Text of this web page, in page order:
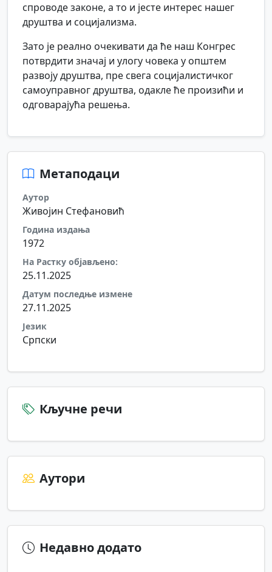
спроводе законе, а то и јесте интерес нашег
друштва и социјализма.
Зато је реално очекивати да ће наш Конгрес
потврдити значај и улогу човека у општем
развоју друштва, пре свега социјалистичког
самоуправног друштва, одакле ће произићи и
одговарајућа решења.
Метаподаци
Аутор
Живојин Стефановић
Година издања
1972
На Растку објављено:
25.11.2025
Датум последње измене
27.11.2025
Језик
Српски
Кључне речи
Аутори
Недавно додато